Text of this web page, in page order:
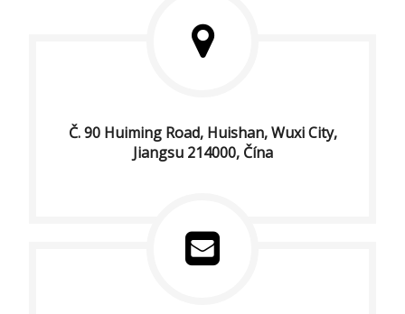
Č. 90 Huiming Road, Huishan, Wuxi City,
Jiangsu 214000, Čína